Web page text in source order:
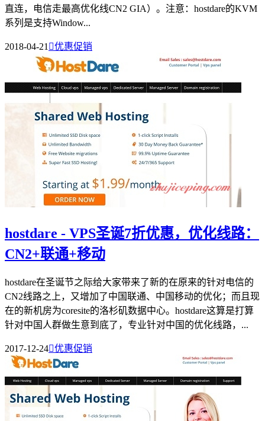
直连，电信走最高优化线CN2 GIA）。注意：hostdare的KVM
系列是支持Window...
2018-04-21 优惠促销
hostdare - VPS圣诞7折优惠，优化线路：
CN2+联通+移动
hostdare在圣诞节之际给大家带来了新的在原来的针对电信的
CN2线路之上，又增加了中国联通、中国移动的优化；而且现
在的新机房为coresite的洛杉矶数据中心。hostdare这算是打算
针对中国人群做生意到底了，专业针对中国的优化线路，...
2017-12-24优惠促销